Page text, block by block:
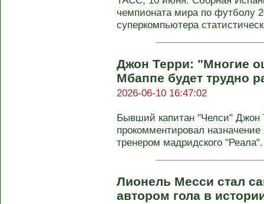
чемпионата мира по футболу
суперкомпьютера
Джон Терри: "Многие
Мбаппе будет трудно
2026-06-10 16:47:02
Бывший капитан "Челси" Джон
прокомментировал
тренером мадридского
Лионель Месси стал
автором гола в